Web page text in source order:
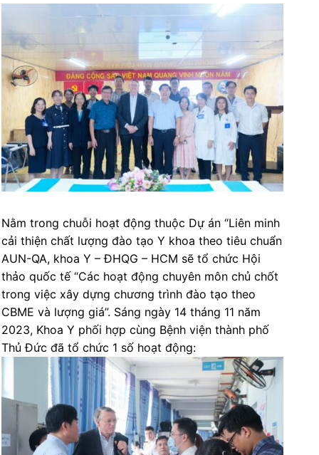
Nằm trong chuỗi hoạt động thuộc Dự án “Liên minh
cải thiện chất lượng đào tạo Y khoa theo tiêu chuẩn
AUN-QA, khoa Y – ĐHQG – HCM sẽ tổ chức Hội
thảo quốc tế “Các hoạt động chuyên môn chủ chốt
trong việc xây dựng chương trình đào tạo theo
CBME và lượng giá”. Sáng ngày 14 tháng 11 năm
2023, Khoa Y phối hợp cùng Bệnh viện thành phố
Thủ Đức đã tổ chức 1 số hoạt động: